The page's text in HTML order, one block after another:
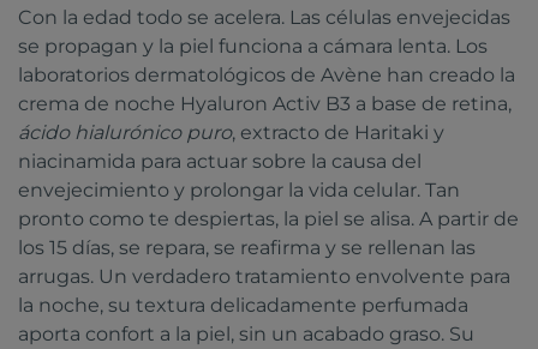
Con la edad todo se acelera. Las células envejecidas
se propagan y la piel funciona a cámara lenta. Los
laboratorios dermatológicos de Avène han creado la
crema de noche Hyaluron Activ B3 a base de retina,
ácido hialurónico puro, extracto de Haritaki y
niacinamida para actuar sobre la causa del
envejecimiento y prolongar la vida celular. Tan
pronto como te despiertas, la piel se alisa. A partir de
los 15 días, se repara, se reafirma y se rellenan las
arrugas. Un verdadero tratamiento envolvente para
la noche, su textura delicadamente perfumada
aporta confort a la piel, sin un acabado graso. Su